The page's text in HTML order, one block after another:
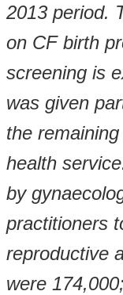
2013 period.
on CF birth
screening is
was given
the
health
by
practitioners
reproductive
were